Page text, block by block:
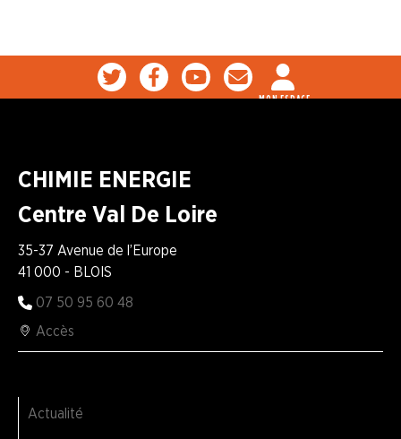
MON ESPACE
CHIMIE ENERGIE
Centre Val De Loire
35-37 Avenue de l’Europe
41 000 - BLOIS
07 50 95 60 48
Accès
Actualité